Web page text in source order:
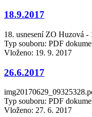
18.9.2017
18. usnesení ZO Huzová -
Typ souboru: PDF
Vloženo: 19. 9. 2017
26.6.2017
Typ souboru: PDF
Vloženo: 27. 6. 2017